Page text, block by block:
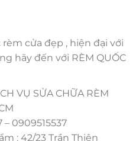
cửa đẹp , hiện đại với
hãy đến với RÈM QUỐC
VỤ SỬA CHỮA RÈM
0909515537
: 42/23 Trần Thiện